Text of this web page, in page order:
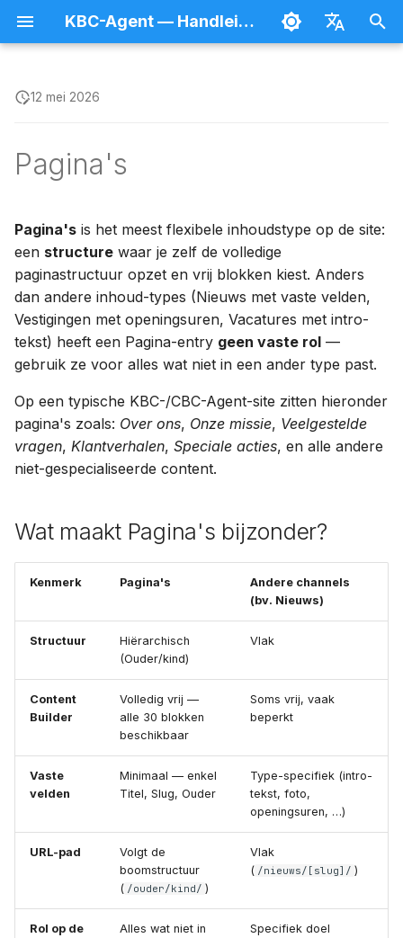
KBC-Agent — Handleiding
o
k
n
i
n
i
t
l
Je gebruikersprofiel
Wie beheert wat
Gebruikers beheren
CMS-onderdelen
Preview
Hiërarchisch organiseren
Vertalen
Plannen
Archiveren of verwijderen
Concepten en revisies
Beeld en media
Gestructureerde data
Verwijzingen en
collecties
Wrappers
Een pagina aanmaken
Wanneer een Pagina,
wanneer een ander
inhoudstype?
Boomstructuur en menu
Tips
Veelgemaakte fouten
Afspraken
Breaking News
Cookies-banner
SEO
Forms
12 mei 2026
Pagina's
Pagina's is het meest flexibele inhoudstype op de site:
een structure waar je zelf de volledige
paginastructuur opzet en vrij blokken kiest. Anders
dan andere inhoud-types (Nieuws met vaste velden,
Vestigingen met openingsuren, Vacatures met intro-
tekst) heeft een Pagina-entry geen vaste rol —
gebruik ze voor alles wat niet in een ander type past.
Op een typische KBC-/CBC-Agent-site zitten hieronder
pagina's zoals: Over ons, Onze missie, Veelgestelde
vragen, Klantverhalen, Speciale acties, en alle andere
niet-gespecialiseerde content.
Wat maakt Pagina's bijzonder?
Kenmerk Pagina's
Andere channels
(bv. Nieuws)
Structuur
Hiërarchisch
(Ouder/kind)
Vlak
Content
Builder
Volledig vrij —
alle 30 blokken
beschikbaar
Soms vrij, vaak
beperkt
Vaste
velden
Minimaal — enkel
Titel, Slug, Ouder
Type-specifiek (intro-
tekst, foto,
openingsuren, …)
URL-pad
Volgt de
boomstructuur
( /ouder/kind/ )
Vlak
( /nieuws/[slug]/ )
Rol op de
Alles wat niet in
Specifiek doel